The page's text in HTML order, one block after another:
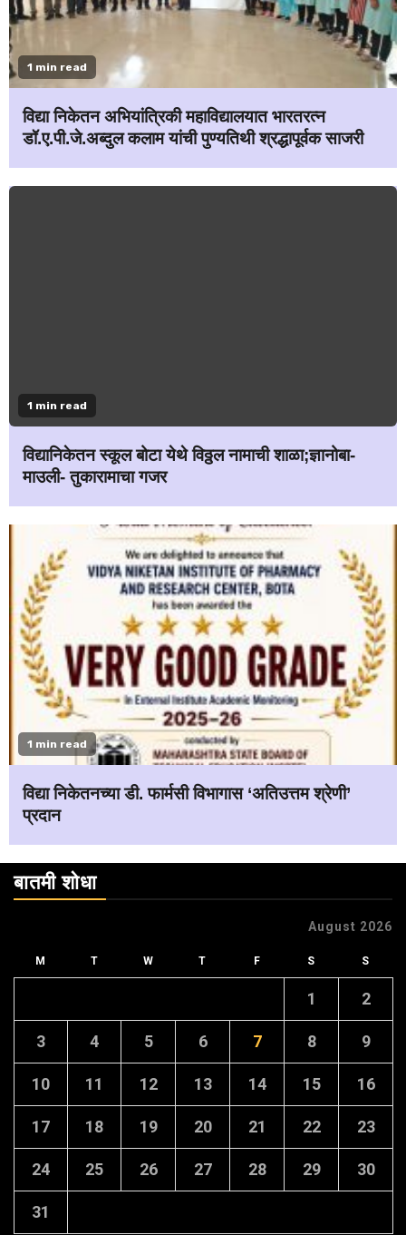
1 min read
विद्या निकेतन अभियांत्रिकी महाविद्यालयात भारतरत्न
डॉ.ए.पी.जे.अब्दुल कलाम यांची पुण्यतिथी श्रद्धापूर्वक साजरी
1 min read
विद्यानिकेतन स्कूल बोटा येथे विठ्ठल नामाची शाळा;ज्ञानोबा-
माउली- तुकारामाचा गजर
1 min read
विद्या निकेतनच्या डी. फार्मसी विभागास ‘अतिउत्तम श्रेणी’
प्रदान
बातमी शोधा
August 2026
M T W T F S S
1 2
3 4 5 6 7 8 9
10 11 12 13 14 15 16
17 18 19 20 21 22 23
24 25 26 27 28 29 30
31